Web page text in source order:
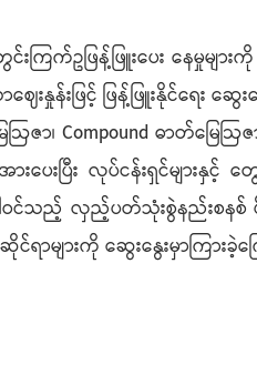
ြက်ဥဖြန့်ဖြူးပေး နေမှုများ
းဖြင့် ဖြန့်ဖြူးနိုင်ရေး ဆွေး
ဇာ၊ Compound ဓာတ်မြေဩ
းပေးပြီး လုပ်ငန်းရှင်များ
ဝင်သည့် လှည့်ပတ်သုံးစွဲနည်းစနစ် ပီ
ာများကို ဆွေးနွေးမှာကြားခဲ့